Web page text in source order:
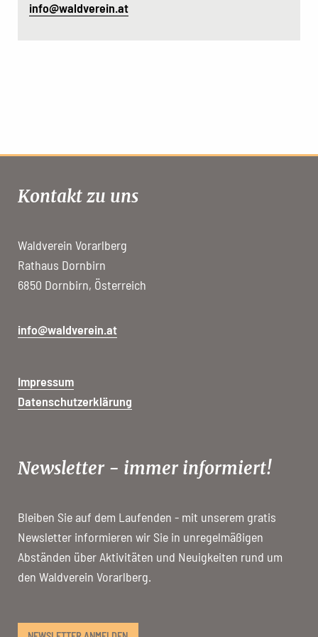
info@waldverein.at
Kontakt zu uns
Waldverein Vorarlberg
Rathaus Dornbirn
6850 Dornbirn, Österreich
info@waldverein.at
Impressum
Datenschutzerklärung
Newsletter - immer informiert!
Bleiben Sie auf dem Laufenden - mit unserem gratis
Newsletter informieren wir Sie in unregelmäßigen
Abständen über Aktivitäten und Neuigkeiten rund um
den Waldverein Vorarlberg.